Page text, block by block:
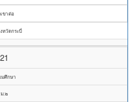
ขาต่อ
หวัดกระบี่
21
มศึกษา
ม.๒